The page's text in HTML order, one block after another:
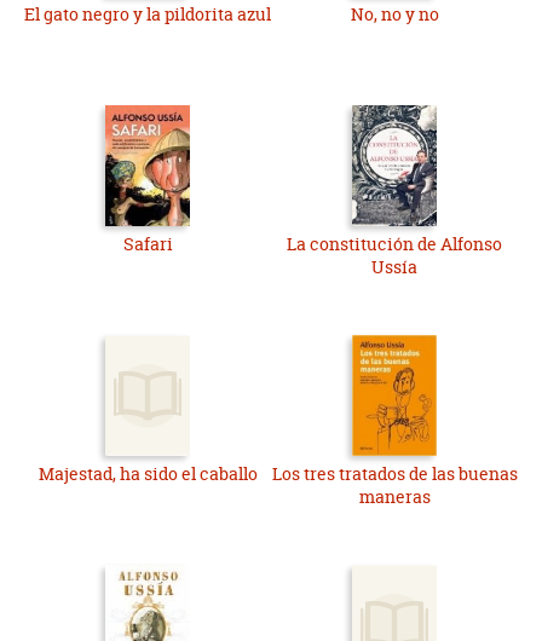
El gato negro y la pildorita azul No, no y no
Safari
La constitución de Alfonso
Ussía
Majestad, ha sido el caballo
Los tres tratados de las buenas
maneras